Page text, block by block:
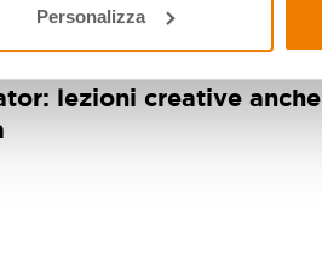
Personalizza
lezioni creative anche